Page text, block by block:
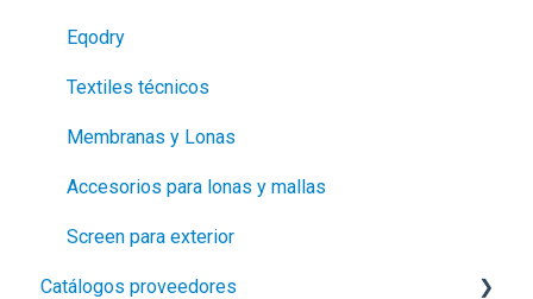
Eqodry
Textiles técnicos
Membranas y Lonas
Accesorios para lonas y mallas
Screen para exterior
Catálogos proveedores